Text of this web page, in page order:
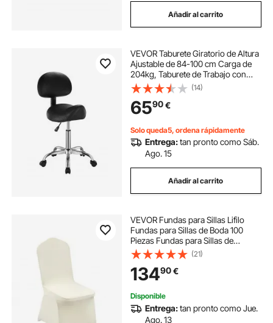
Añadir al carrito
VEVOR Taburete Giratorio de Altura
Ajustable de 84-100 cm Carga de
204kg, Taburete de Trabajo con
Respaldo, Silla de Montar Giratoria
Ergonómica de Cuero de PU para
Salón Spa Clínica de Masaje, Negro
(14)
6590€
Solo queda5, ordena rápidamente
Entrega:tan pronto como Sáb.
Ago. 15
Añadir al carrito
VEVOR Fundas para Sillas Lifilo
Fundas para Sillas de Boda 100
Piezas Fundas para Sillas de
Banquete para Sillas Sin Brazos
Poliéster y Spandex Elástico
Decoración de Celebraciones
Nocturnas
(21)
13490€
Disponible
Entrega:tan pronto como Jue.
Ago. 13